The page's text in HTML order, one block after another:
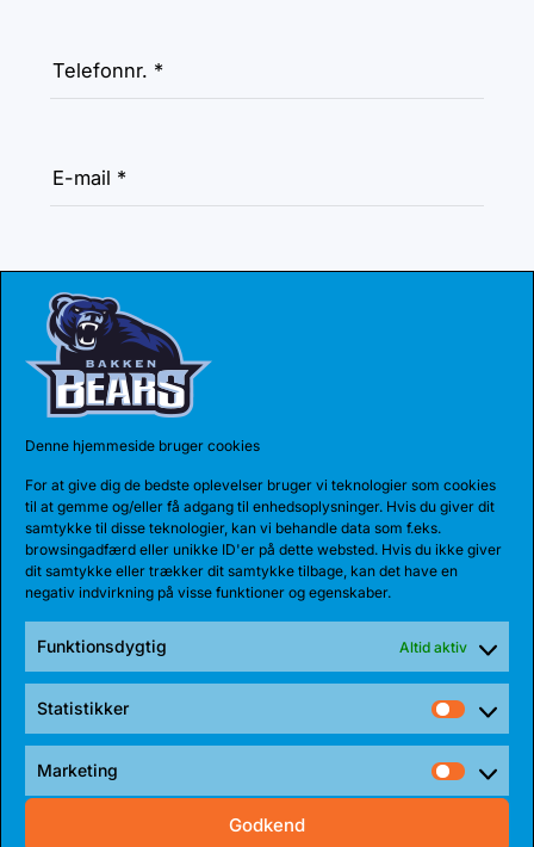
Denne hjemmeside bruger cookies
For at give dig de bedste oplevelser bruger vi teknologier som cookies
til at gemme og/eller få adgang til enhedsoplysninger. Hvis du giver dit
samtykke til disse teknologier, kan vi behandle data som f.eks.
browsingadfærd eller unikke ID'er på dette websted. Hvis du ikke giver
dit samtykke eller trækker dit samtykke tilbage, kan det have en
negativ indvirkning på visse funktioner og egenskaber.
Funktionsdygtig Altid aktiv
Statistikker
Marketing
Godkend